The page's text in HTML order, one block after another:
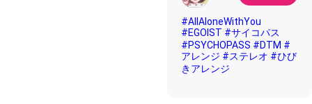
#AllAloneWithYou
#EGOIST #サイコパス
#PSYCHOPASS #DTM #
アレンジ #ステレオ #ひび
きアレンジ